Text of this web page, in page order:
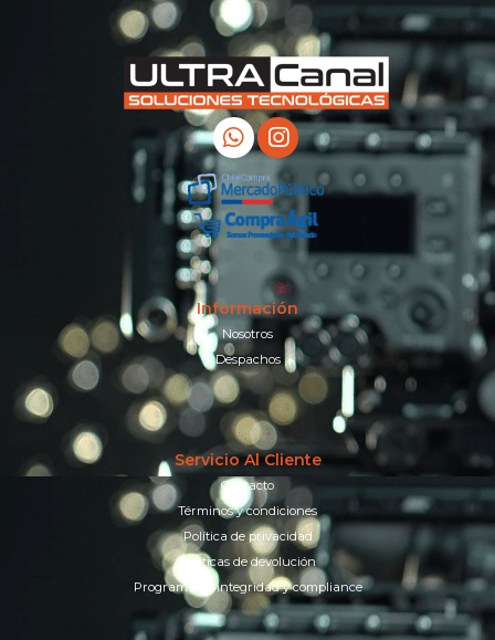
Información
Nosotros
Despachos
Servicio Al Cliente
Contacto
Términos y condiciones
Política de privacidad
Políticas de devolución
Programa de integridad y compliance